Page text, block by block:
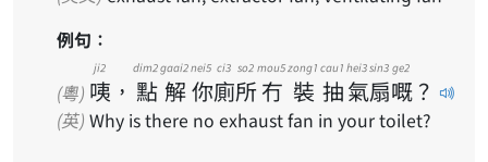
例句：
(粵) 咦
ji2
， 點
dim2
解
gaai2
你
nei5
廁
ci3
所
so2
冇
mou5
裝
zong1
抽
cau1
氣
hei3
扇
sin3
嘅
ge2
？
(英) Why is there no exhaust fan in your toilet?